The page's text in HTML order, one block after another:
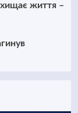
життя –